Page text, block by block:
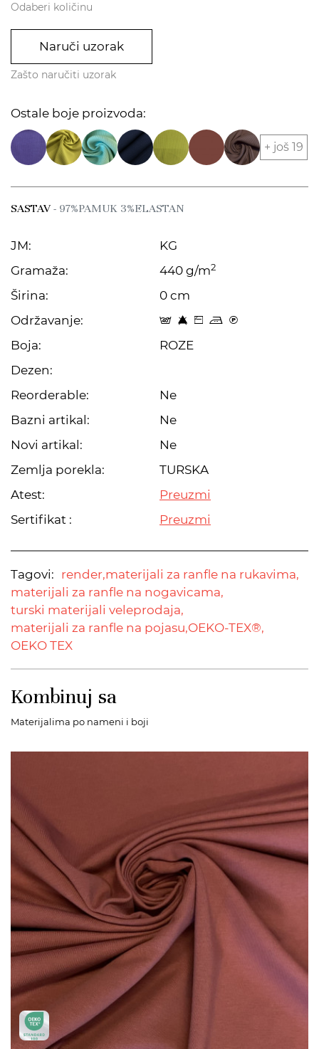
Odaberi količinu
Naruči uzorak
Zašto naručiti uzorak
Ostale boje proizvoda:
+ još 19
SASTAV- 97%PAMUK 3%ELASTAN
JM:
KG
Gramaža:
440 g/m2
Širina:
0 cm
Održavanje:
t 8 Z p C
Boja:
ROZE
Dezen:
Reorderable:
Ne
Bazni artikal:
Ne
Novi artikal:
Ne
Zemlja porekla:
TURSKA
Atest:
Preuzmi
Sertifikat :
Preuzmi
Tagovi: render,materijali za ranfle na rukavima,
materijali za ranfle na nogavicama,
turski materijali veleprodaja,
materijali za ranfle na pojasu,OEKO-TEX®,
OEKO TEX
Kombinuj sa
Materijalima po nameni i boji